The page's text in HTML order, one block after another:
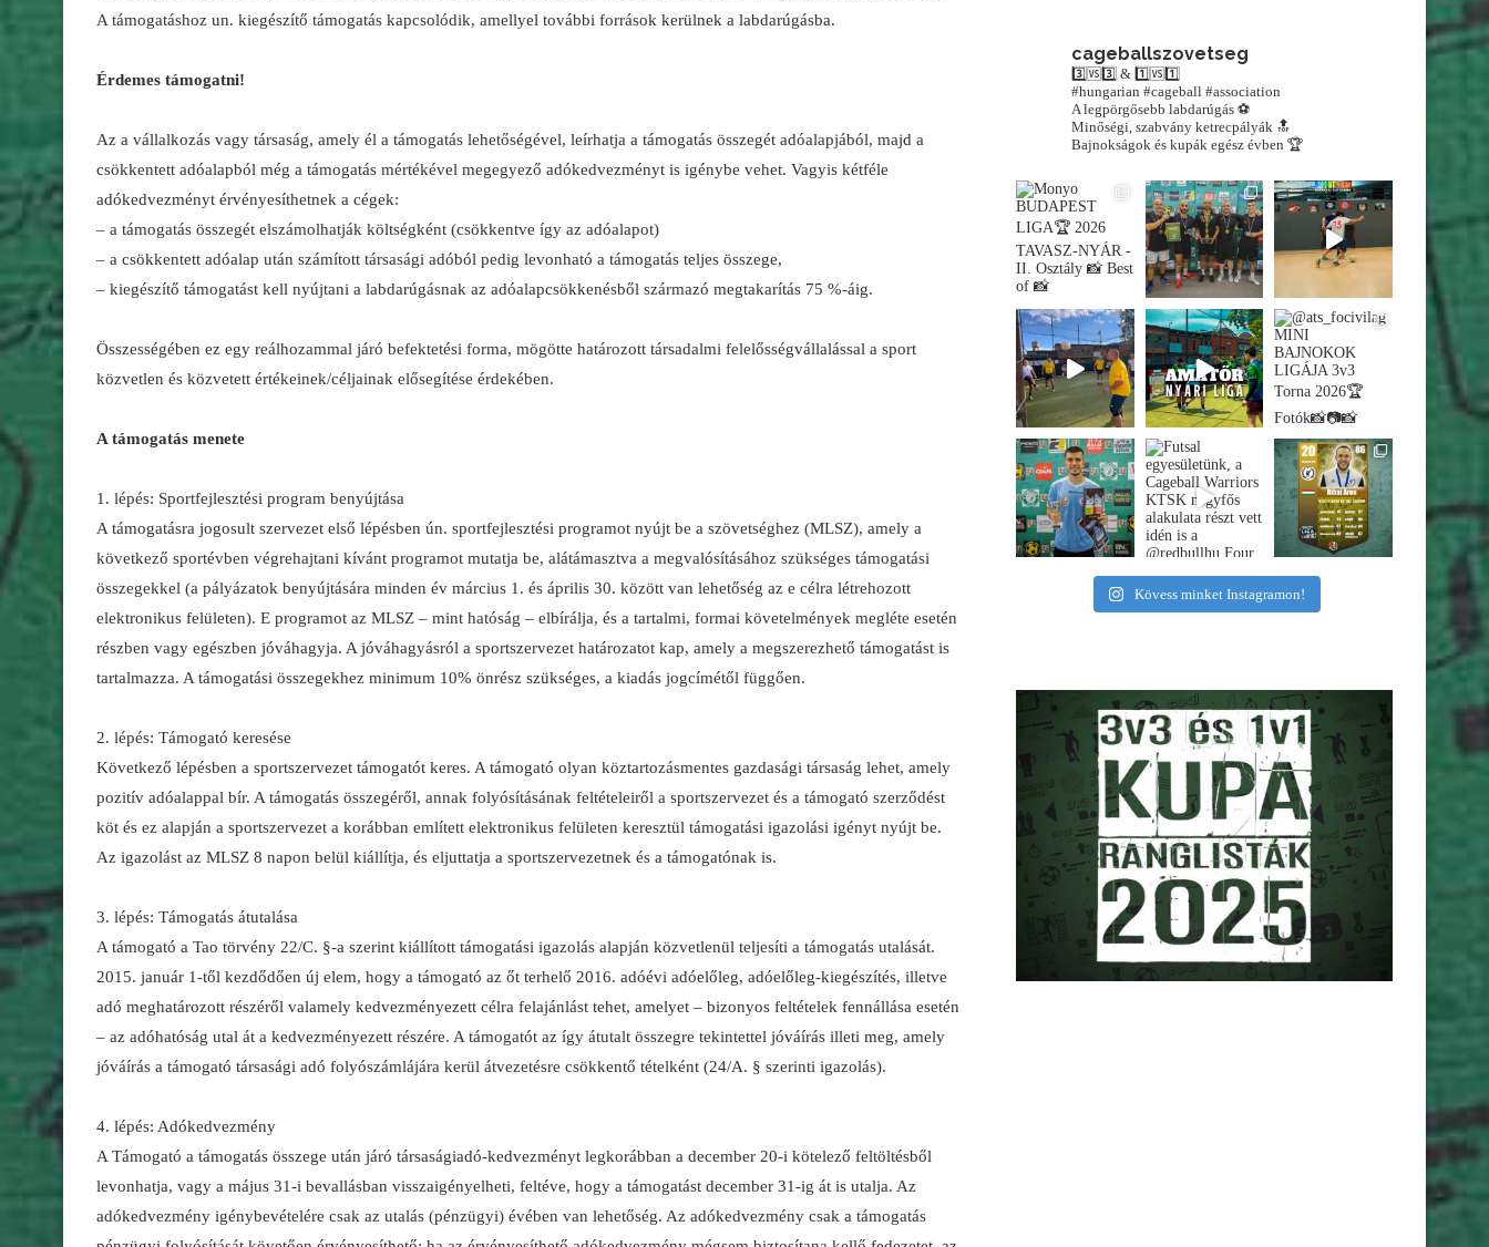
A támogatáshoz un. kiegészítő támogatás kapcsolódik, amellyel további források kerülnek a labdarúgásba.
Érdemes támogatni!
Az a vállalkozás vagy társaság, amely él a támogatás lehetőségével, leírhatja a támogatás összegét adóalapjából, majd a
csökkentett adóalapból még a támogatás mértékével megegyező adókedvezményt is igénybe vehet. Vagyis kétféle
adókedvezményt érvényesíthetnek a cégek:
– a támogatás összegét elszámolhatják költségként (csökkentve így az adóalapot)
– a csökkentett adóalap után számított társasági adóból pedig levonható a támogatás teljes összege,
– kiegészítő támogatást kell nyújtani a labdarúgásnak az adóalapcsökkenésből származó megtakarítás 75 %-áig.
Összességében ez egy reálhozammal járó befektetési forma, mögötte határozott társadalmi felelősségvállalással a sport
közvetlen és közvetett értékeinek/céljainak elősegítése érdekében.
A támogatás menete
1. lépés: Sportfejlesztési program benyújtása
A támogatásra jogosult szervezet első lépésben ún. sportfejlesztési programot nyújt be a szövetséghez (MLSZ), amely a
következő sportévben végrehajtani kívánt programot mutatja be, alátámasztva a megvalósításához szükséges támogatási
összegekkel (a pályázatok benyújtására minden év március 1. és április 30. között van lehetőség az e célra létrehozott
elektronikus felületen). E programot az MLSZ – mint hatóság – elbírálja, és a tartalmi, formai követelmények megléte esetén
részben vagy egészben jóváhagyja. A jóváhagyásról a sportszervezet határozatot kap, amely a megszerezhető támogatást is
tartalmazza. A támogatási összegekhez minimum 10% önrész szükséges, a kiadás jogcímétől függően.
2. lépés: Támogató keresése
Következő lépésben a sportszervezet támogatót keres. A támogató olyan köztartozásmentes gazdasági társaság lehet, amely
pozitív adóalappal bír. A támogatás összegéről, annak folyósításának feltételeiről a sportszervezet és a támogató szerződést
köt és ez alapján a sportszervezet a korábban említett elektronikus felületen keresztül támogatási igazolási igényt nyújt be.
Az igazolást az MLSZ 8 napon belül kiállítja, és eljuttatja a sportszervezetnek és a támogatónak is.
3. lépés: Támogatás átutalása
A támogató a Tao törvény 22/C. §-a szerint kiállított támogatási igazolás alapján közvetlenül teljesíti a támogatás utalását.
2015. január 1-től kezdődően új elem, hogy a támogató az őt terhelő 2016. adóévi adóelőleg, adóelőleg-kiegészítés, illetve
adó meghatározott részéről valamely kedvezményezett célra felajánlást tehet, amelyet – bizonyos feltételek fennállása esetén
– az adóhatóság utal át a kedvezményezett részére. A támogatót az így átutalt összegre tekintettel jóváírás illeti meg, amely
jóváírás a támogató társasági adó folyószámlájára kerül átvezetésre csökkentő tételként (24/A. § szerinti igazolás).
4. lépés: Adókedvezmény
A Támogató a támogatás összege után járó társaságiadó-kedvezményt legkorábban a december 20-i kötelező feltöltésből
levonhatja, vagy a május 31-i bevallásban visszaigényelheti, feltéve, hogy a támogatást december 31-ig át is utalja. Az
adókedvezmény igénybevételére csak az utalás (pénzügyi) évében van lehetőség. Az adókedvezmény csak a támogatás
cageballszovetseg
3️⃣🆚3️⃣ & 1️⃣🆚1️⃣
#hungarian #cageball #association
A legpörgősebb labdarúgás ⚽️
Minőségi, szabvány ketrecpályák 🔝
Bajnokságok és kupák egész évben 🏆
Kövess minket Instagramon!